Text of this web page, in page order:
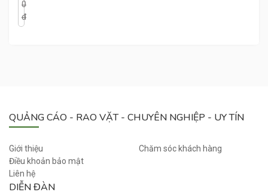
N
M
0
đ
QUẢNG CÁO - RAO VẶT - CHUYÊN NGHIỆP - UY TÍN
Giới thiệu
Điều khoản bảo mật
Liên hệ
Chăm sóc khách hàng
DIỄN ĐÀN